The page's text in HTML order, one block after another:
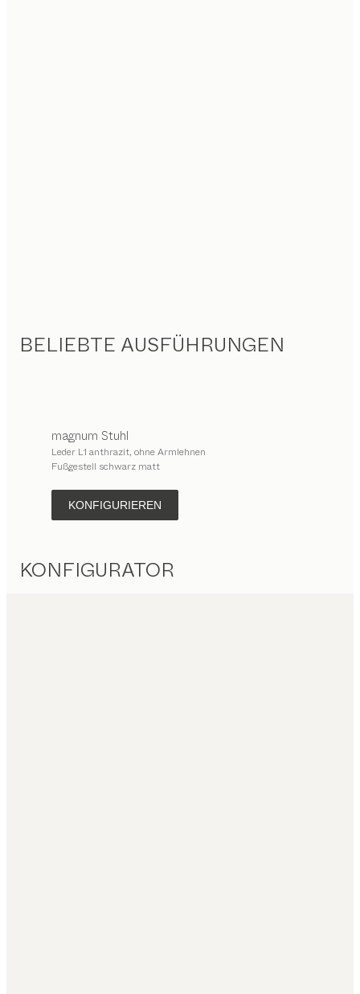
BELIEBTE AUSFÜHRUNGEN
magnum Stuhl
Leder L1 anthrazit, ohne Armlehnen
Fußgestell schwarz matt
KONFIGURIEREN
KONFIGURATOR